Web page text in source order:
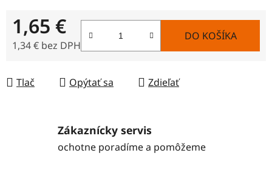
1,65 €
1,34 € bez DPH
DO KOŠÍKA
Tlač Opýtať sa Zdieľať
Zákaznícky servis
ochotne poradíme a pomôžeme